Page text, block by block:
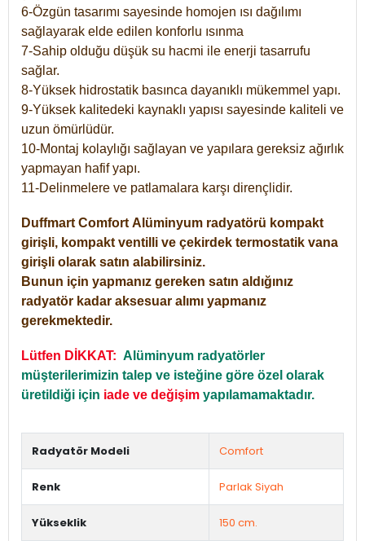
6-Özgün tasarımı sayesinde homojen ısı dağılımı
sağlayarak elde edilen konforlu ısınma
7-Sahip olduğu düşük su hacmi ile enerji tasarrufu
sağlar.
8-Yüksek hidrostatik basınca dayanıklı mükemmel yapı.
9-Yüksek kalitedeki kaynaklı yapısı sayesinde kaliteli ve
uzun ömürlüdür.
10-Montaj kolaylığı sağlayan ve yapılara gereksiz ağırlık
yapmayan hafif yapı.
11-Delinmelere ve patlamalara karşı dirençlidir.
Duffmart Comfort Alüminyum radyatörü kompakt
girişli, kompakt ventilli ve çekirdek termostatik vana
girişli olarak satın alabilirsiniz.
Bunun için yapmanız gereken satın aldığınız
radyatör kadar aksesuar alımı yapmanız
gerekmektedir.
Lütfen DİKKAT: Alüminyum radyatörler
müşterilerimizin talep ve isteğine göre özel olarak
üretildiği için iade ve değişim yapılamamaktadır.
Radyatör Modeli Comfort
Renk Parlak Siyah
Yükseklik 150 cm.